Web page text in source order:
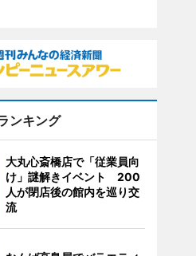
ンキング
大丸心斎橋店で「従業員向
け」謎解きイベント 200
人が閉店後の館内を巡り交
流